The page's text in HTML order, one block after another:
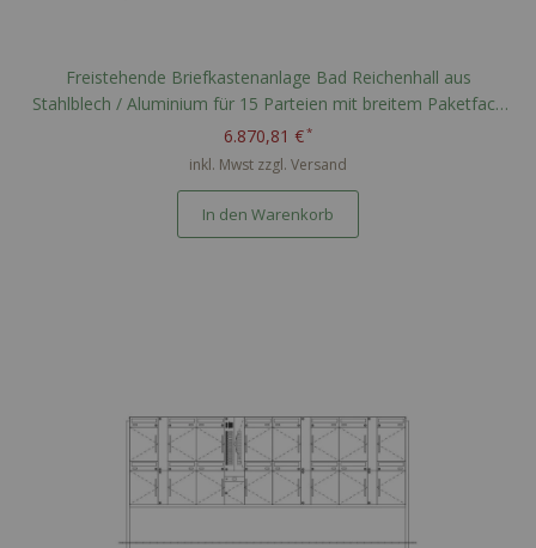
Freistehende Briefkastenanlage Bad Reichenhall aus
Stahlblech / Aluminium für 15 Parteien mit breitem Paketfach
nach PTT Norm - RAL nach Wahl
6.870,81 €
inkl. Mwst zzgl. Versand
In den Warenkorb